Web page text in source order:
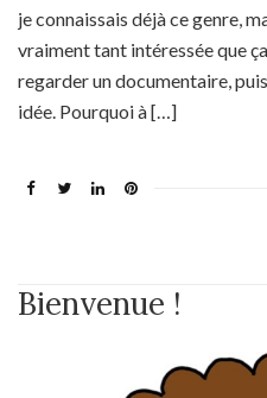
je connaissais déjà ce genre,
vraiment tant intéressée que
regarder un documentaire,
idée. Pourquoi à […]
Bienvenue !